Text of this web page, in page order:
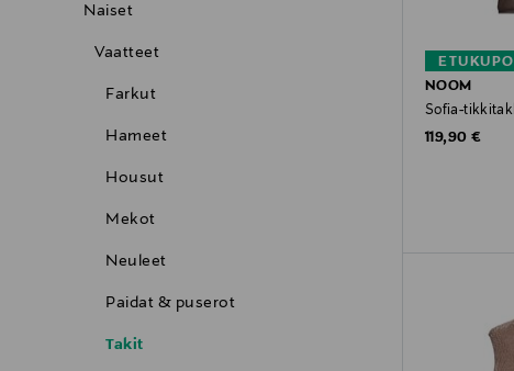
Naiset
Vaatteet
Farkut
Hameet
Housut
Mekot
Neuleet
Paidat & puserot
Takit
NOOM
Sofia-
Original Price
119,90 €